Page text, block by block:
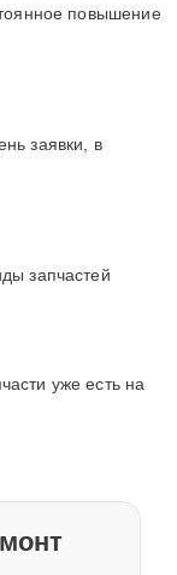
повышение
заявки, в
запчастей
уже есть на